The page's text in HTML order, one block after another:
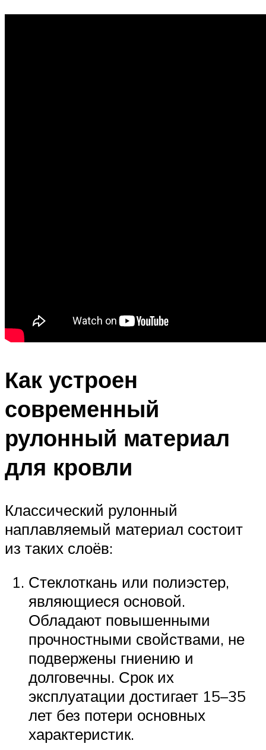
Как устроен
современный
рулонный материал
для кровли
Классический рулонный
наплавляемый материал состоит
из таких слоёв:
Стеклоткань или полиэстер,
являющиеся основой.
Обладают повышенными
прочностными свойствами, не
подвержены гниению и
долговечны. Срок их
эксплуатации достигает 15–35
лет без потери основных
характеристик.